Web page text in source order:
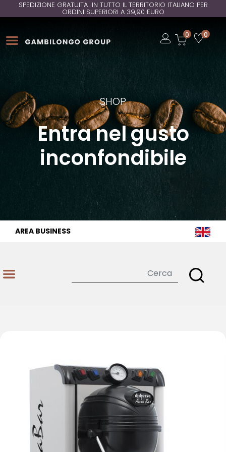
SPEDIZIONE GRATUITA IN TUTTO IL TERRITORIO ITALIANO PER
ORDINI SUPERIORI A 39,90 EURO
Open
0 Open
0
SHOP
Entra nel gusto
inconfondibile
AREA BUSINESS
Open